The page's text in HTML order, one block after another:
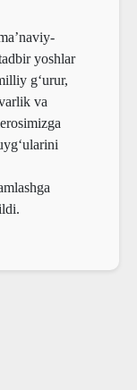
yoshlar
g‘urur,
va